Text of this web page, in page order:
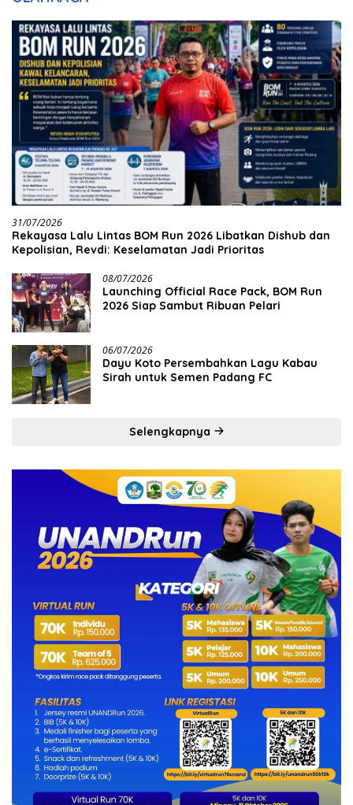
31/07/2026
Rekayasa Lalu Lintas BOM Run 2026 Libatkan Dishub dan
Kepolisian, Revdi: Keselamatan Jadi Prioritas
08/07/2026
Launching Official Race Pack, BOM Run
2026 Siap Sambut Ribuan Pelari
06/07/2026
Dayu Koto Persembahkan Lagu Kabau
Sirah untuk Semen Padang FC
Selengkapnya